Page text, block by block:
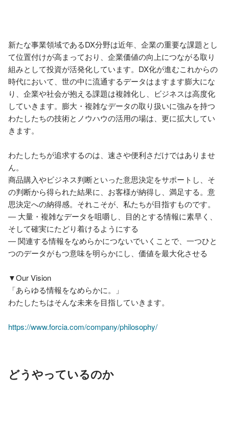
新たな事業領域であるDX分野は近年、企業の重要な課題とし
て位置付けが高まっており、企業価値の向上につながる取り
組みとして投資が活発化しています。DX化が進むこれからの
時代において、世の中に流通するデータはますます膨大にな
り、企業や社会が抱える課題は複雑化し、ビジネスは高度化
していきます。膨大・複雑なデータの取り扱いに強みを持つ
わたしたちの技術とノウハウの活用の場は、更に拡大してい
きます。
わたしたちが追求するのは、速さや便利さだけではありませ
ん。
商品購入やビジネス判断といった意思決定をサポートし、そ
の判断から得られた結果に、お客様が納得し、満足する。意
思決定への納得感。それこそが、私たちが目指すものです。
― 大量・複雑なデータを咀嚼し、目的とする情報に素早く、
そして確実にたどり着けるようにする
― 関連する情報をなめらかにつないでいくことで、一つひと
つのデータがもつ意味を明らかにし、価値を最大化させる
▼Our Vision
「あらゆる情報をなめらかに。」
わたしたちはそんな未来を目指していきます。
https://www.forcia.com/company/philosophy/
どうやっているのか